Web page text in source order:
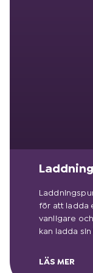
för att ladda
vanligare
kan ladda sin
LÄS MER